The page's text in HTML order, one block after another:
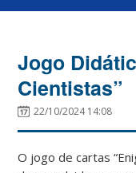
Jogo
Cientistas”
22/10/2024 14:08
O jogo de cartas